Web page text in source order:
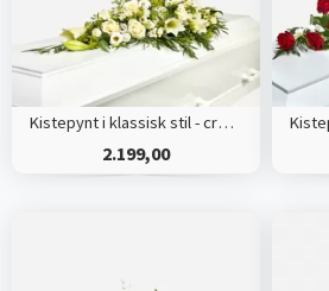
Kistepynt i klassisk stil - creme
2.199,00